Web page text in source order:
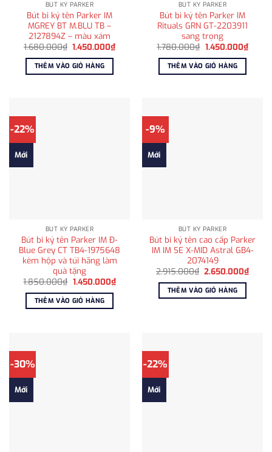
BÚT KÝ PARKER
Bút bi ký tên Parker IM
MGREY BT M.BLU TB –
2127894Z – màu xám
1.680.000₫ Giá
là:
1.680.000₫.
1.450.000₫Giá
1.450.000₫.
THÊM VÀO GIỎ HÀNG
BÚT KÝ PARKER
Bút bi ký tên Parker IM
Rituals GRN GT-2203911
sang trọng
1.780.000₫ Giá
là:
1.780.000₫.
1.450.000₫Giá
THÊM VÀO GIỎ HÀNG
-22%
Mới
BÚT KÝ PARKER
Bút bi ký tên Parker IM Đ-
Blue Grey CT TB4-1975648
kèm hộp và túi hãng làm
quà tặng
1.850.000₫ Giá
là:
1.850.000₫.
1.450.000₫Giá
hiện
THÊM VÀO GIỎ HÀNG
-9%
Mới
BÚT KÝ PARKER
Bút bi ký tên cao cấp Parker
IM IM SE X-MID Astral GB4-
2074149
2.915.000₫ Giá
là:
2.915.000₫.
2.650.000₫Giá
hiện
THÊM VÀO GIỎ HÀNG
-30%
Mới
-22%
Mới